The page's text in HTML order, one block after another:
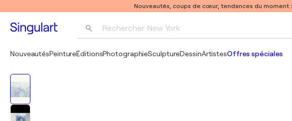
Nouveautés, coups de cœur, tendances du moment :
Rechercher New York
NouveautésPeintureÉditionsPhotographieSculptureDessinArtistesOffres spéciales